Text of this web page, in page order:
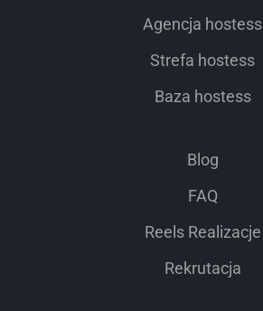
Agencja hostess
Strefa hostess
Baza hostess
Blog
FAQ
Reels Realizacje
Rekrutacja